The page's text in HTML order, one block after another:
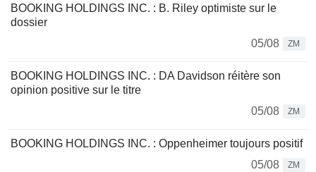
BOOKING HOLDINGS INC. : B. Riley optimiste sur le
dossier
05/08
ZM
BOOKING HOLDINGS INC. : DA Davidson réitère son
opinion positive sur le titre
05/08
ZM
BOOKING HOLDINGS INC. : Oppenheimer toujours positif
05/08
ZM